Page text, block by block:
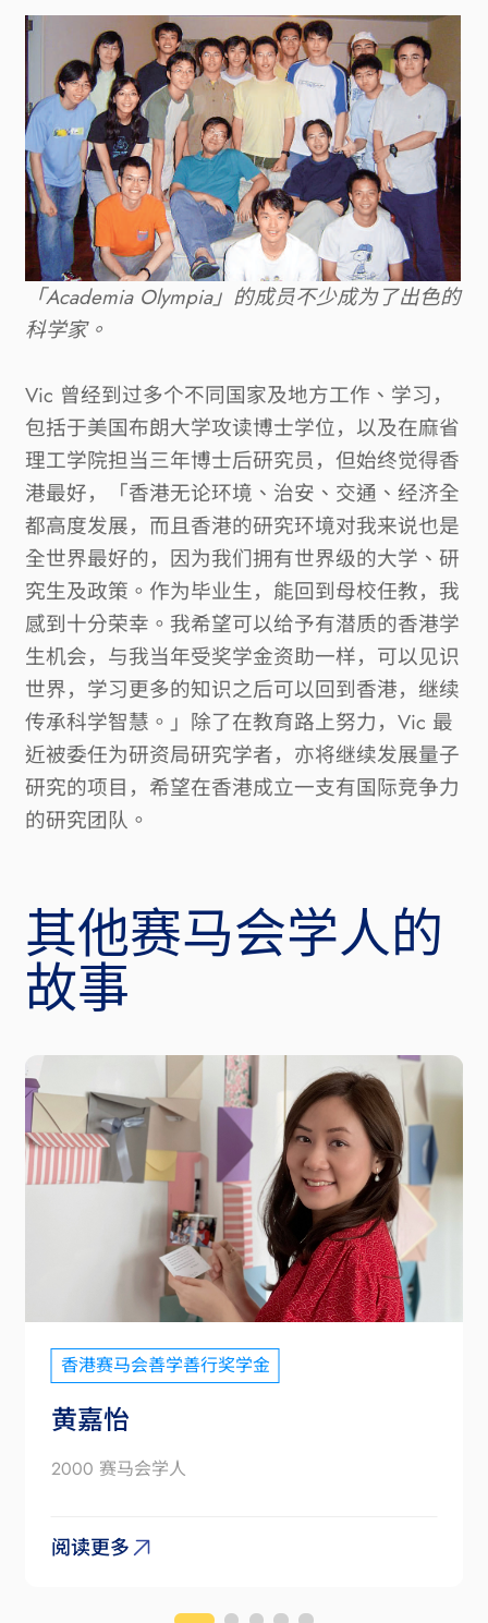
「Academia Olympia」的成员不少成为了出色的
科学家。
Vic 曾经到过多个不同国家及地方工作、学习，
包括于美国布朗大学攻读博士学位，以及在麻省
理工学院担当三年博士后研究员，但始终觉得香
港最好，「香港无论环境、治安、交通、经济全
都高度发展，而且香港的研究环境对我来说也是
全世界最好的，因为我们拥有世界级的大学、研
究生及政策。作为毕业生，能回到母校任教，我
感到十分荣幸。我希望可以给予有潜质的香港学
生机会，与我当年受奖学金资助一样，可以见识
世界，学习更多的知识之后可以回到香港，继续
传承科学智慧。」除了在教育路上努力， Vic 最
近被委任为研资局研究学者，亦将继续发展量子
研究的项目，希望在香港成立一支有国际竞争力
的研究团队。
其他赛马会学人的
故事
香港赛马会善学善行奖学金
黄嘉怡
2000 赛马会学人
阅读更多